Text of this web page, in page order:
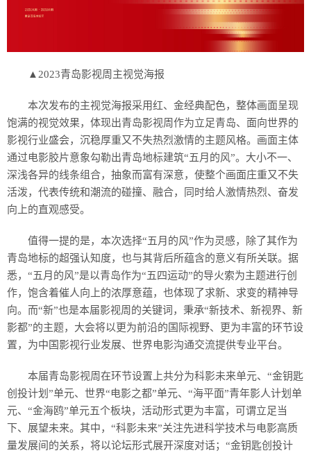
▲2023青岛影视周主视觉海报
本次发布的主视觉海报采用红、金经典配色，整体画面呈现
饱满的视觉效果，体现出青岛影视周作为立足青岛、面向世界的
影视行业盛会，沉稳厚重又不失热烈激情的主题风格。画面主体
通过电影胶片意象勾勒出青岛地标建筑“五月的风”。大小不一、
深浅各异的线条组合，抽象而富有深意，使整个画面庄重又不失
活泼，代表传统和潮流的碰撞、融合，同时给人激情热烈、奋发
向上的直观感受。
值得一提的是，本次选择“五月的风”作为灵感，除了其作为
青岛地标的超强认知度，也与其背后所蕴含的意义有所关联。据
悉，“五月的风”是以青岛作为“五四运动”的导火索为主题进行创
作，饱含着催人向上的浓厚意蕴，也体现了求新、求变的精神导
向。而“新”也是本届影视周的关键词，秉承“新技术、新视界、新
影都”的主题，大会将以更为前沿的国际视野、更为丰富的环节设
置，为中国影视行业发展、世界电影沟通交流提供专业平台。
本届青岛影视周在环节设置上共分为科影未来单元、“金钥匙
创投计划”单元、世界“电影之都”单元、“海平面”青年影人计划单
元、“金海鸥”单元五个板块，活动形式更为丰富，可谓立足当
下、展望未来。其中，“科影未来”关注先进科学技术与电影高质
量发展间的关系，将以论坛形式展开深度对话；“金钥匙创投计